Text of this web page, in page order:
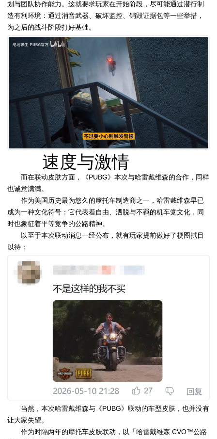
划与团队协作能力。这就要求玩家在开始阶段，尽可能通过潜行制
造有利环境：通过消音武器、破坏监控、销毁证据包等一些举措，
为之后的战斗阶段打好基础。
速度与激情
而在联动皮肤方面，《PUBG》本次与哈雷戴维森的合作，同样
也诚意满满。
作为美国历史最为悠久的摩托车制造商之一，哈雷戴维森早已
成为一种文化符号：它代表着自由、洒脱与不羁的机车党文化，同
时也象征着平等竞争的公路精神。
以至于本次联动消息一经公布，就有玩家提前做好了梗图拭目
以待：
当然，本次哈雷戴维森与《PUBG》联动的车型皮肤，也并没有
让大家失望。
作为时隔两年的摩托车皮肤联动，以「哈雷戴维森 CVO™公路